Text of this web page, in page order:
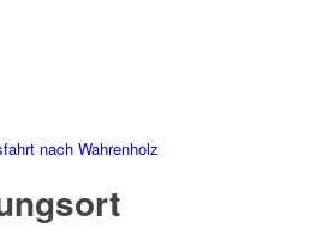
nach Wahrenholz